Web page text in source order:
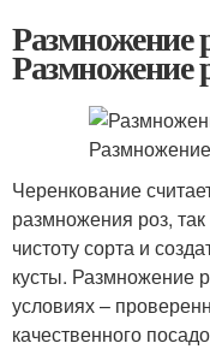
Размножение
Размножение
Черенкование
размножения роз,
чистоту сорта и
кусты. Размножение
условиях –
качественного